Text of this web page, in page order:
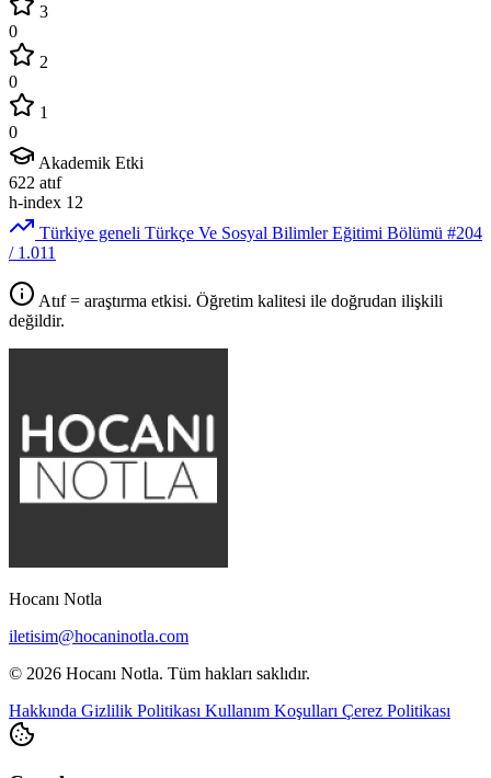
3
0
2
0
1
0
Akademik Etki
622 atıf
h-index 12
Türkiye geneli Türkçe Ve Sosyal Bilimler Eğitimi Bölümü #204
/ 1.011
Atıf = araştırma etkisi. Öğretim kalitesi ile doğrudan ilişkili
değildir.
Hocanı Notla
iletisim@hocaninotla.com
© 2026 Hocanı Notla. Tüm hakları saklıdır.
Hakkında Gizlilik Politikası Kullanım Koşulları Çerez Politikası